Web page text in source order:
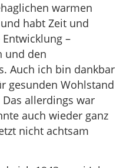
warmen
habt Zeit und
–
und den
Auch ich bin dankbar
gesunden Wohlstand
allerdings war
auch wieder ganz
nicht achtsam